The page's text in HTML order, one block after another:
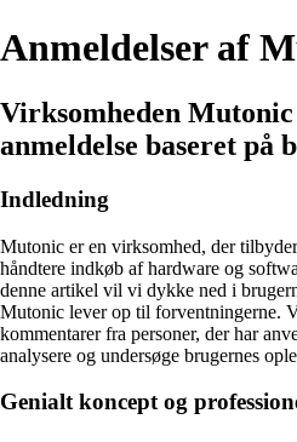
Anmeldelser af
Virksomheden Mutonic
anmeldelse baseret på
Indledning
Mutonic er en virksomhed, der
håndtere indkøb af hardware og
denne artikel vil vi dykke ned i
Mutonic lever op til forventningerne.
kommentarer fra personer, der har
analysere og undersøge brugernes
Genialt koncept og